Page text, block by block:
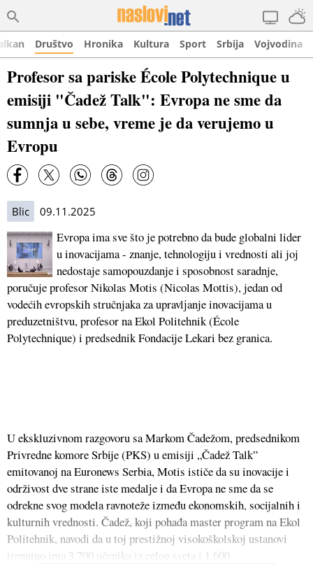
Društvo Hronika Kultura Sport Srbija Vojvodina
Profesor sa pariske École Polytechnique u
emisiji "Čadež Talk": Evropa ne sme da
sumnja u sebe, vreme je da verujemo u
Evropu
Blic 09.11.2025
Evropa ima sve što je potrebno da bude globalni lider
u inovacijama - znanje, tehnologiju i vrednosti ali joj
nedostaje samopouzdanje i sposobnost saradnje,
poručuje profesor Nikolas Motis (Nicolas Mottis), jedan od
vodećih evropskih stručnjaka za upravlјanje inovacijama u
preduzetništvu, profesor na Ekol Politehnik (École
Polytechnique) i predsednik Fondacije Lekari bez granica.
U ekskluzivnom razgovoru sa Markom Čadežom, predsednikom
Privredne komore Srbije (PKS) u emisiji „Čadež Talk”
emitovanoj na Euronews Serbia, Motis ističe da su inovacije i
održivost dve strane iste medalјe i da Evropa ne sme da se
odrekne svog modela ravnoteže između ekonomskih, socijalnih i
kulturnih vrednosti. Čadež, koji pohađa master program na Ekol
Politehnik, navodi da u toj prestižnoj visokoškolskoj ustanovi
trenutno ima 3.700 učenika iz celog sveta i 1.600